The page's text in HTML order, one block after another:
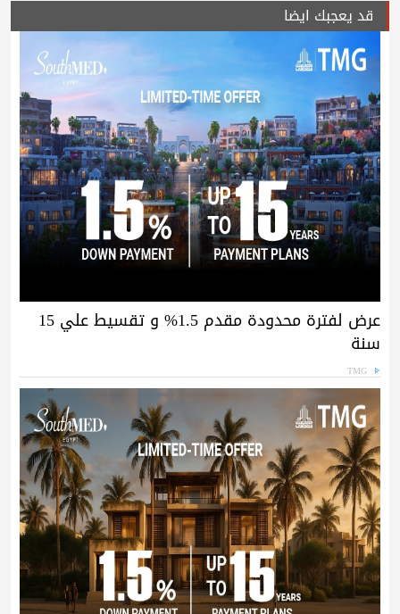
قد يعجبك ايضا
عرض لفترة محدودة مقدم 1.5% و تقسيط علي 15
سنة
TMG